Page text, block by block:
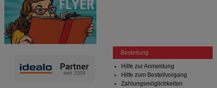
Bestellung
Hilfe zur Anmeldung
Hilfe zum Bestellvorgang
Zahlungsmöglichkeiten